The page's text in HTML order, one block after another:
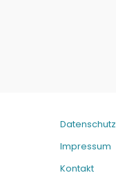
Datenschutz
Impressum
Kontakt